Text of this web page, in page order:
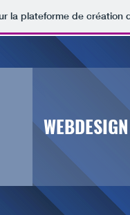
la plateforme de création
WEBDESIGN